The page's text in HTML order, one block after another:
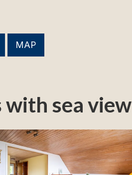
MAP
sea view